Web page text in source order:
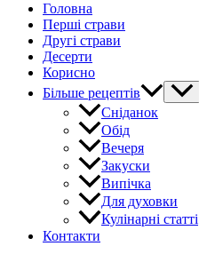
Головна
Перші страви
Другі страви
Десерти
Корисно
Більше рецептів
Сніданок
Обід
Вечеря
Закуски
Випічка
Для духовки
Кулінарні статті
Контакти